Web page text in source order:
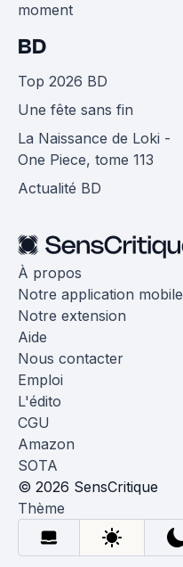
moment
BD
Top 2026 BD
Une fête sans fin
La Naissance de Loki -
One Piece, tome 113
Actualité BD
À propos
Notre application mobile
Notre extension
Aide
Nous contacter
Emploi
L'édito
CGU
Amazon
SOTA
© 2026 SensCritique
Thème